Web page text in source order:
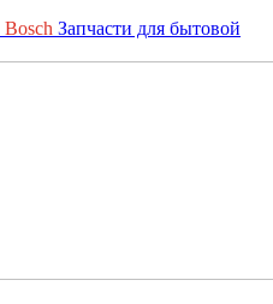
Bosch Запчасти для бытовой